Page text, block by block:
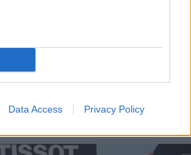
Data Access Privacy Policy